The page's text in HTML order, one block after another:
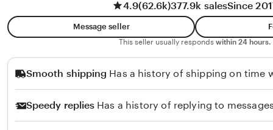
Y
u
s
u
f
4.9(62.6k)377.9k salesSince
Message seller
This seller usually responds within 24 hours.
Smooth shipping Has a history of shipping on time
Speedy replies Has a history of replying to